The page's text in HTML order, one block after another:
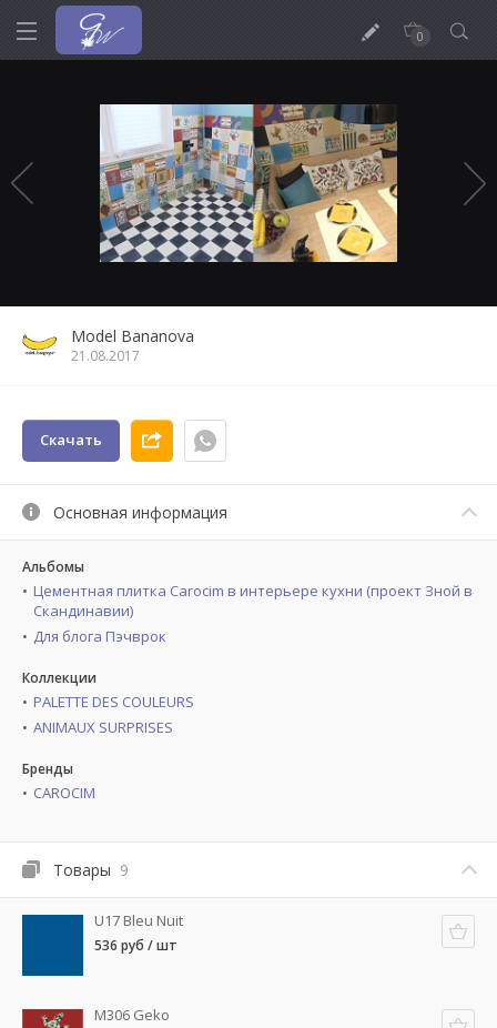
0
Model Bananova
21.08.2017
Скачать
Основная информация
Альбомы
Цементная плитка Carocim в интерьере кухни (проект Зной в
Скандинавии)
Для блога Пэчврок
Коллекции
PALETTE DES COULEURS
ANIMAUX SURPRISES
Бренды
CAROCIM
Товары 9
U17 Bleu Nuit
536 руб / шт
M306 Geko